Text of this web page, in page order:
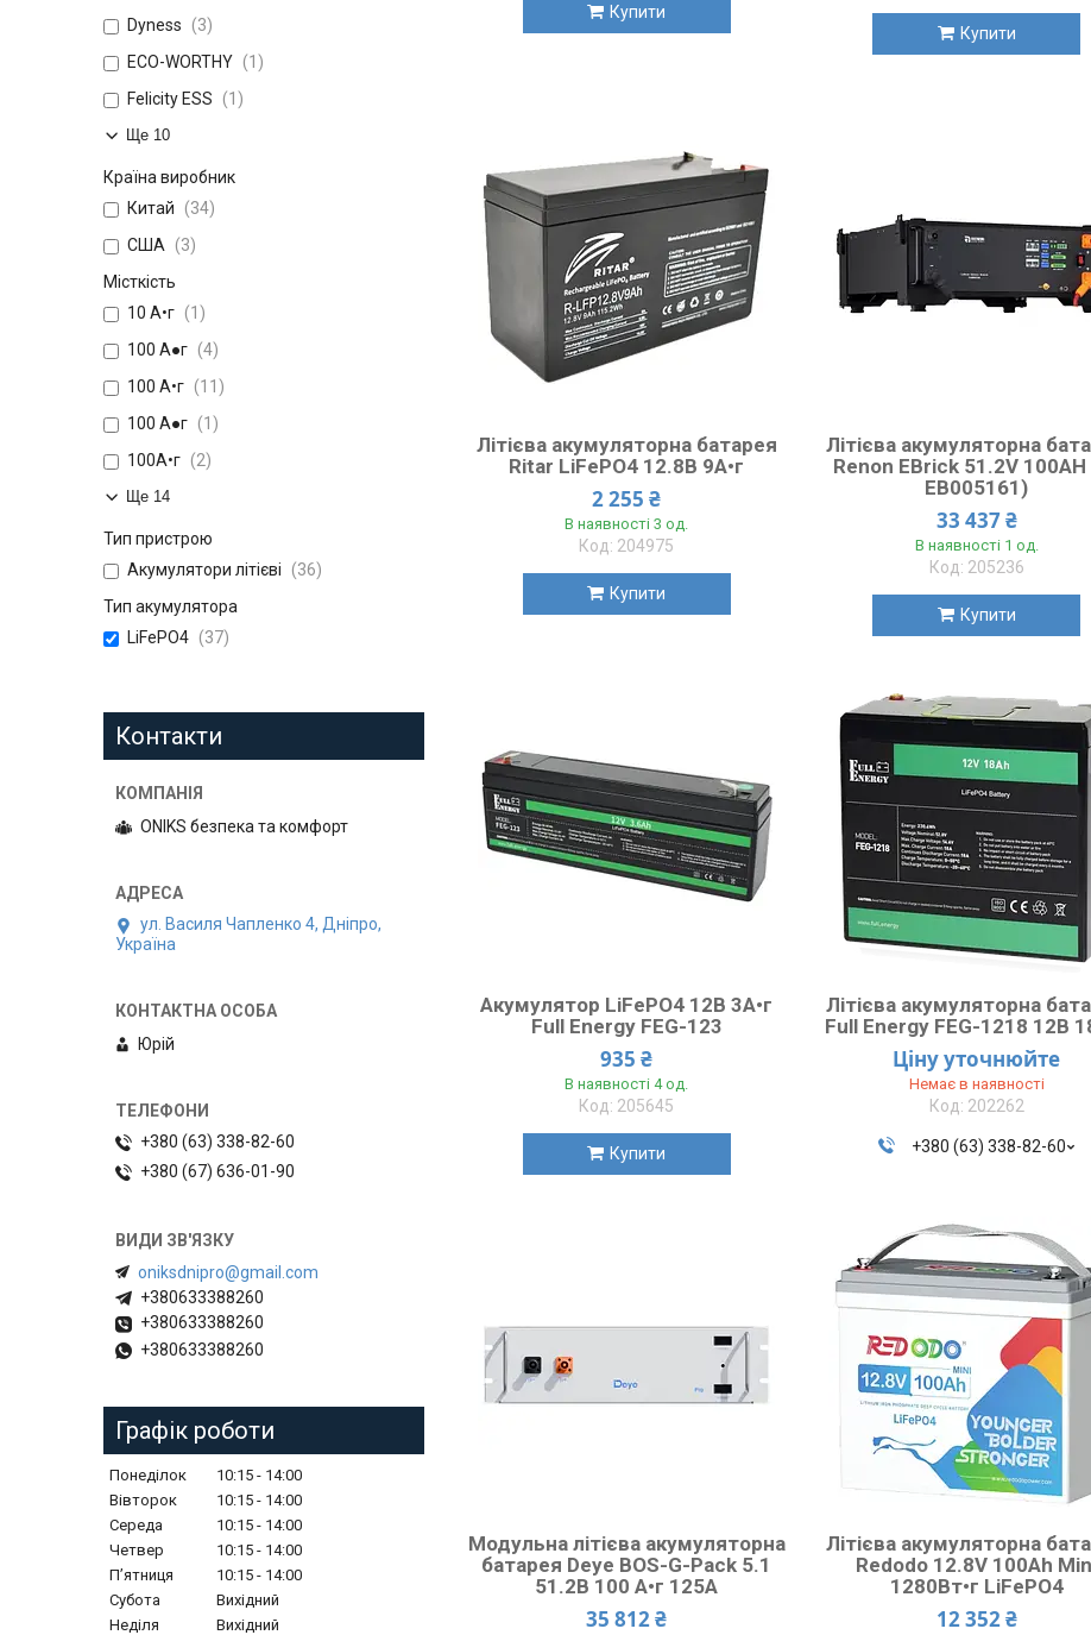
Купити
Купити
Літієва акумуляторна батарея
Ritar LiFePO4 12.8В 9А•г
2 255 ₴
В наявності 3 од.
204975
Купити
Літієва акумуляторна
Renon EBrick 51.2V 100AH
EB005161)
33 437 ₴
В наявності 1 од.
205236
Купити
Акумулятор LiFePO4 12В 3А•г
Full Energy FEG-123
935 ₴
В наявності 4 од.
205645
Купити
Літієва акумуляторна
Full Energy FEG-1218 12В
Ціну уточнюйте
Немає в наявності
202262
+380 (63) 338-82-60
Модульна літієва акумуляторна
батарея Deye BOS-G-Pack 5.1
51.2В 100 А•г 125А
35 812 ₴
Літієва акумуляторна
Redodo 12.8V 100Ah
1280Вт•г LiFePO4
12 352 ₴
Dyness
3
ECO-WORTHY
1
Felicity ESS
1
Ще 10
Країна виробник
Китай
34
США
3
Місткість
10 А•г
1
100 A●г
4
100 А•г
11
100 А●г
1
100А•г
2
Ще 14
Тип пристрою
Акумулятори літієві
36
Тип акумулятора
LiFePO4
37
Контакти
ONIKS безпека та комфорт
ул. Василя Чапленко 4, Дніпро,
Україна
Юрій
+380 (63) 338-82-60
+380 (67) 636-01-90
oniksdnipro@gmail.com
+380633388260
+380633388260
+380633388260
Графік роботи
Понеділок 10:15
14:00
Вівторок
10:15
14:00
Середа
10:15
14:00
Четвер
10:15
14:00
Пʼятниця
10:15
14:00
Субота
Вихідний
Неділя
Вихідний